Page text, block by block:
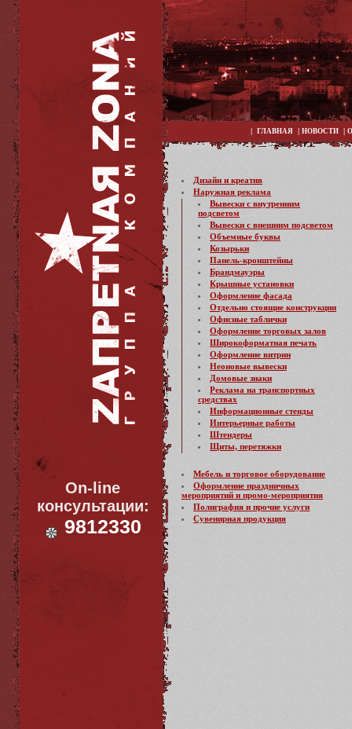
On-line
консультации:
9812330
| ГЛАВНАЯ | НОВОСТИ |
Дизайн и креатив
Наружная реклама
Вывески с внутренним
подсветом
Вывески с внешним подсветом
Объемные буквы
Козырьки
Панель-кронштейны
Брандмауэры
Крышные установки
Оформление фасада
Отдельно стоящие конструкции
Офисные таблички
Оформление торговых залов
Широкоформатная печать
Оформление витрин
Неоновые вывески
Домовые знаки
Реклама на транспортных
средствах
Информационные стенды
Интерьерные работы
Штендеры
Щиты, перетяжки
Мебель и торговое оборудование
Оформление праздничных
мероприятий и промо-мероприятия
Полиграфия и прочие услуги
Сувенирная продукция